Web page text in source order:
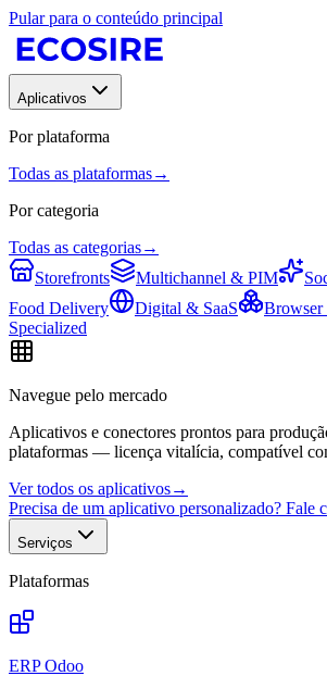
Pular para o conteúdo principal
Aplicativos
Por plataforma
Todas as plataformas→
Por categoria
Todas as categorias→
Storefronts
Multichannel & PIM
Food Delivery
Digital & SaaS
Browser
Specialized
Navegue pelo mercado
Aplicativos e conectores prontos para
plataformas — licença vitalícia, compatível
Ver todos os aplicativos→
Precisa de um aplicativo personalizado? Fale
Serviços
Plataformas
ERP Odoo